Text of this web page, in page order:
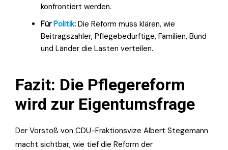
konfrontiert werden.
FürPolitik: Die Reform muss klären, wie
Beitragszahler, Pflegebedürftige, Familien, Bund
und Länder die Lasten verteilen.
Fazit: Die Pflegereform
wird zur Eigentumsfrage
Der Vorstoß von CDU-Fraktionsvize Albert Stegemann
macht sichtbar, wie tief die Reform der